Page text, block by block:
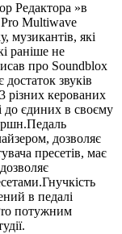
Редактора »в
Pro Multiwave
музикантів, які
раніше не
про Soundblox
звуків
різних керованих
до єдиних в своєму
дозволяє
пресетів, має
в педалі
потужним